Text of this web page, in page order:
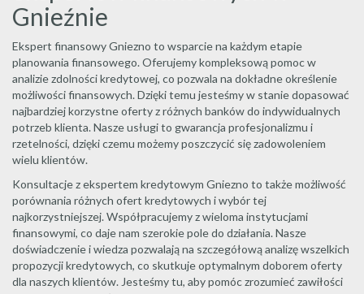
Gnieźnie
Ekspert finansowy Gniezno to wsparcie na każdym etapie
planowania finansowego. Oferujemy kompleksową pomoc w
analizie zdolności kredytowej, co pozwala na dokładne określenie
możliwości finansowych. Dzięki temu jesteśmy w stanie dopasować
najbardziej korzystne oferty z różnych banków do indywidualnych
potrzeb klienta. Nasze usługi to gwarancja profesjonalizmu i
rzetelności, dzięki czemu możemy poszczycić się zadowoleniem
wielu klientów.
Konsultacje z ekspertem kredytowym Gniezno to także możliwość
porównania różnych ofert kredytowych i wybór tej
najkorzystniejszej. Współpracujemy z wieloma instytucjami
finansowymi, co daje nam szerokie pole do działania. Nasze
doświadczenie i wiedza pozwalają na szczegółową analizę wszelkich
propozycji kredytowych, co skutkuje optymalnym doborem oferty
dla naszych klientów. Jesteśmy tu, aby pomóc zrozumieć zawiłości